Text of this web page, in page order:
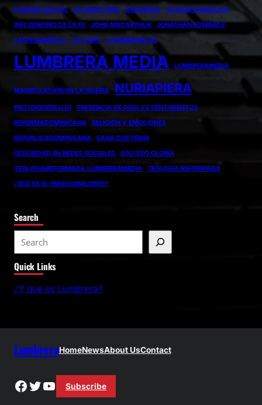
FORENSE DIGITAL
G3 MINISTRIES GROOMING
IGLESIAEVANGELICA
INFLUENCERS DE LA FE
JOHN MACARTHUR
JONATHAN EDWARDS
LATINOAMÉRICA
LEY NOKI LUMBRERABLOG
LUMBRERA MEDIA LUMBRERAMEDIA
MANIPULACIÓN EN LA IGLESIA NURIAPIERA
PASTORESDELUJO
PRESENCIA DE DIOS VS SENTIMIENTOS
REFORMADOMINICANA
RELIGIÓN Y EMOCIONES
REPUBLICADOMINICANA
SANA DOCTRINA
SEGURIDAD EN REDES SOCIALES
SOLI DEO GLORIA
TEOLOGIAREFORMADA LUMBRERAMEDIA
TEOLOGÍA REFORMADA
¿QUÉ ES EL EMOCIONALISMO?
Search
e
a
Quick Links
¿Y qué es Lumbrera?
LumbreraHomeNewsAbout UsContact
Facebook
Twitter
YouTube
Subscribe